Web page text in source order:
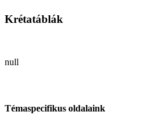
Krétatáblák
null
Témaspecifikus oldalaink